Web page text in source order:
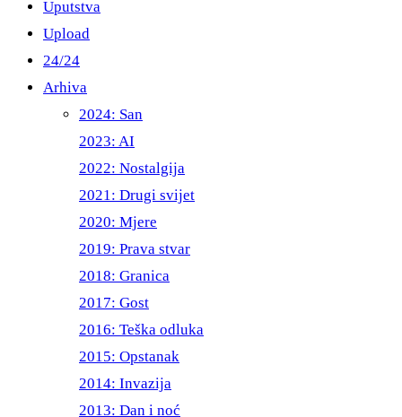
Uputstva
Upload
24/24
Arhiva
2024: San
2023: AI
2022: Nostalgija
2021: Drugi svijet
2020: Mjere
2019: Prava stvar
2018: Granica
2017: Gost
2016: Teška odluka
2015: Opstanak
2014: Invazija
2013: Dan i noć